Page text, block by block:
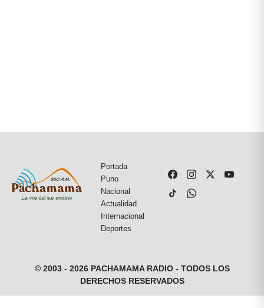
Portada
Puno
Nacional
Actualidad
Internacional
Deportes
© 2003 - 2026 PACHAMAMA RADIO - TODOS LOS
DERECHOS RESERVADOS